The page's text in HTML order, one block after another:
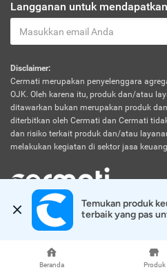
Beranda Produk
Langganan untuk
Disclaimer:
Cermati merupakan penyelenggara
OJK. Oleh karena itu, produk dan/atau
ditawarkan bukan merupakan produk
diterbitkan oleh Cermati dan Cermati
dan risiko terkait produk dan/atau
melakukan kegiatan di sektor jasa
© 2026 Cermati. All Rights Reserved.
Temukan produk
terbaik yang pas